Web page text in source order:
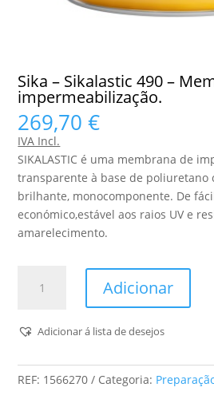
Sika – Sikalastic 490 –
impermeabilização.
269,70€
IVA Incl.
SIKALASTIC é uma membrana de
transparente à base de poliuretano
brilhante, monocomponente. De
económico,estável aos raios UV e
amarelecimento.
-
490
-
Adicionar
Adicionar á lista de desejos
REF: 1566270 Categoria: